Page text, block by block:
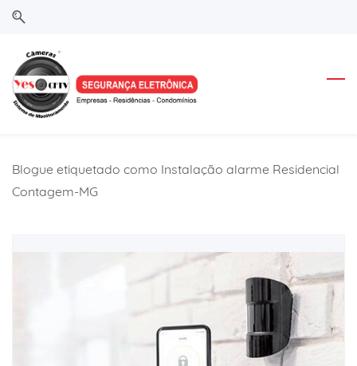
Skip
search
Skip
main
content
Blogue etiquetado como Instalação alarme Residencial
Contagem-MG